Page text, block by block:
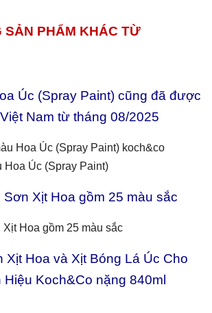
SẢN PHẨM KHÁC TỪ
Úc (Spray Paint) cũng đã được
Nam từ tháng 08/2025
Hoa Úc (Spray Paint)
Sơn Xịt Hoa gồm 25 màu sắc
Xịt Hoa và Xịt Bóng Lá Úc Cho
Hiệu Koch&Co nặng 840ml